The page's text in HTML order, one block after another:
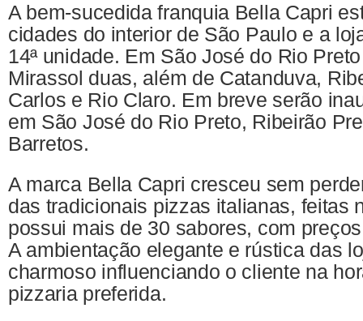
A bem-sucedida franquia Bella Capri
cidades do interior de São Paulo e a
14ª unidade. Em São José do Rio
Mirassol duas, além de Catanduva,
Carlos e Rio Claro. Em breve serão
em São José do Rio Preto, Ribeirão
Barretos.
A marca Bella Capri cresceu sem
das tradicionais pizzas italianas, feitas
possui mais de 30 sabores, com
A ambientação elegante e rústica das
charmoso influenciando o cliente na
pizzaria preferida.